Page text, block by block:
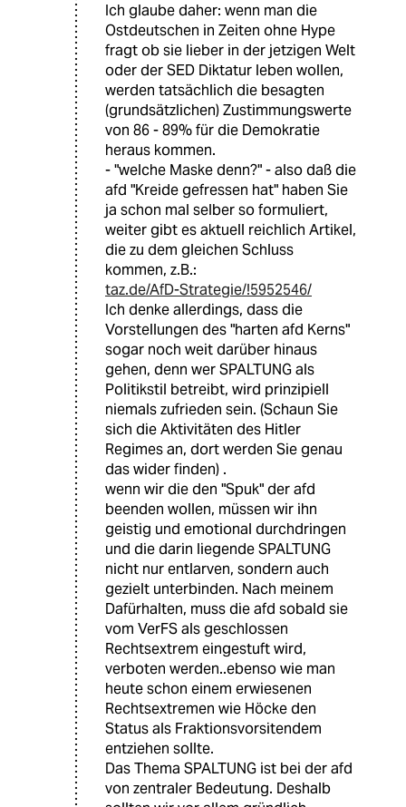
Ich glaube daher: wenn man die
Ostdeutschen in Zeiten ohne Hype
fragt ob sie lieber in der jetzigen Welt
oder der SED Diktatur leben wollen,
werden tatsächlich die besagten
(grundsätzlichen) Zustimmungswerte
von 86 - 89% für die Demokratie
heraus kommen.
- "welche Maske denn?" - also daß die
afd "Kreide gefressen hat" haben Sie
ja schon mal selber so formuliert,
weiter gibt es aktuell reichlich Artikel,
die zu dem gleichen Schluss
kommen, z.B.:
taz.de/AfD-Strategie/!5952546/
Ich denke allerdings, dass die
Vorstellungen des "harten afd Kerns"
sogar noch weit darüber hinaus
gehen, denn wer SPALTUNG als
Politikstil betreibt, wird prinzipiell
niemals zufrieden sein. (Schaun Sie
sich die Aktivitäten des Hitler
Regimes an, dort werden Sie genau
das wider finden) .
wenn wir die den "Spuk" der afd
beenden wollen, müssen wir ihn
geistig und emotional durchdringen
und die darin liegende SPALTUNG
nicht nur entlarven, sondern auch
gezielt unterbinden. Nach meinem
Dafürhalten, muss die afd sobald sie
vom VerFS als geschlossen
Rechtsextrem eingestuft wird,
verboten werden..ebenso wie man
heute schon einem erwiesenen
Rechtsextremen wie Höcke den
Status als Fraktionsvorsitendem
entziehen sollte.
Das Thema SPALTUNG ist bei der afd
von zentraler Bedeutung. Deshalb